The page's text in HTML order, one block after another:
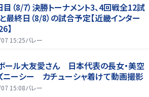
（8/7）決勝トーナメント3、4回戦全12試
最終日（8/8）の試合予定【近畿インター
】
15:25バレー
ール大友愛さん 日本代表の長女・美空
ニーシー カチューシャ着けて動画撮影
15:08バレー